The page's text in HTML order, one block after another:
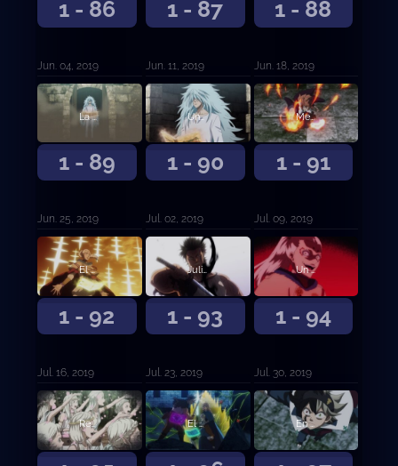
1 - 86
Jun. 04, 2019
1 - 87
Jun. 11, 2019
1 - 88
Jun. 18, 2019
1 - 89
La base de los Toros Negros
Jun. 25, 2019
1 - 90
Una batalla mágica demente
Jul. 02, 2019
1 - 91
Mereleona contra Rhya la Perfidia
Jul. 09, 2019
1 - 92
El Rey Mago contra el líder de Ojo de la Noche Blanca
Jul. 16, 2019
1 - 93
Julius Novachrono
Jul. 23, 2019
1 - 94
Un nuevo futuro
Jul. 30, 2019
Reencarnación El capitán de los Toros Negros contra la Rosa Carmesí En completa desventaja